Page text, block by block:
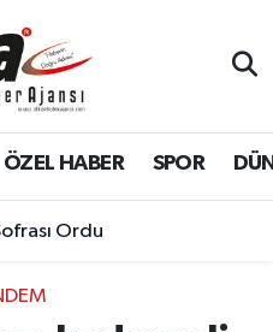
ÖZEL HABER SPOR
Ordu